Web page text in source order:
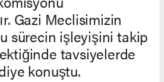
Gazi Meclisimizin
sürecin işleyişini takip
tavsiyelerde
konuştu.